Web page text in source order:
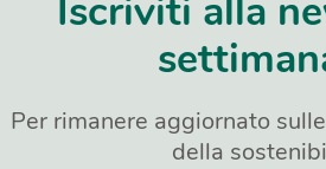
Iscriviti alla
Per rimanere aggiornato
della